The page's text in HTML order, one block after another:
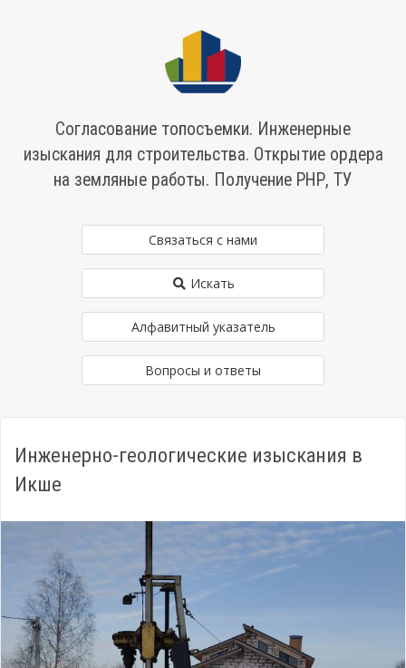
Согласование топосъемки. Инженерные
изыскания для строительства. Открытие ордера
на земляные работы. Получение РНР, ТУ
Связаться с нами
Искать
Алфавитный указатель
Вопросы и ответы
Инженерно-геологические изыскания в
Икше